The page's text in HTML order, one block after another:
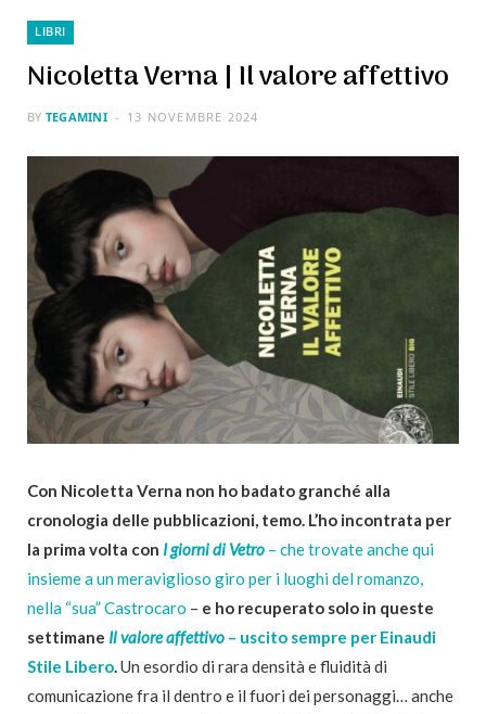
LIBRI
Nicoletta Verna | Il valore affettivo
BY TEGAMINI 13 NOVEMBRE 2024
Con Nicoletta Verna non ho badato granché alla
cronologia delle pubblicazioni, temo. L’ho incontrata per
la prima volta con I giorni di Vetro – che trovate anche qui
insieme a un meraviglioso giro per i luoghi del romanzo,
nella “sua” Castrocaro – e ho recuperato solo in queste
settimane Il valore affettivo – uscito sempre per Einaudi
Stile Libero.Un esordio di rara densità e fluidità di
comunicazione fra il dentro e il fuori dei personaggi… anche